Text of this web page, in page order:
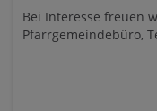
Bei Interesse freuen
Pfarrgemeindebüro,